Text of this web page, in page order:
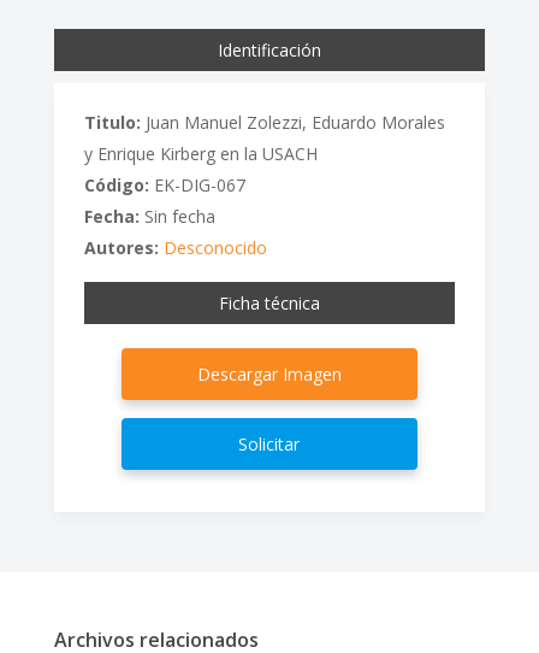
Identificación
Titulo: Juan Manuel Zolezzi, Eduardo Morales
y Enrique Kirberg en la USACH
Código: EK-DIG-067
Fecha: Sin fecha
Autores: Desconocido
Ficha técnica
Descargar Imagen
Solicitar
Archivos relacionados